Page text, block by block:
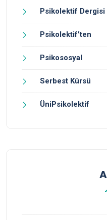
Psikolektif Dergisi
Psikolektif'ten
Psikososyal
Serbest Kürsü
ÜniPsikolektif